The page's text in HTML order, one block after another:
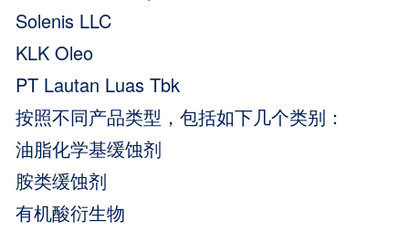
Solenis LLC
KLK Oleo
PT Lautan Luas Tbk
按照不同产品类型，包括如下几个类别：
油脂化学基缓蚀剂
胺类缓蚀剂
有机酸衍生物